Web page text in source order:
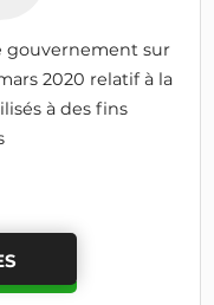
gouvernement sur
2020 relatif à la
à des fins